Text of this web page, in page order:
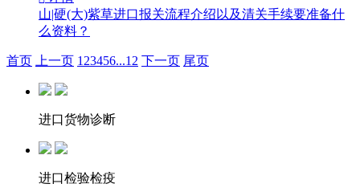
山|硬(大)紫草进口报关流程介绍以及清关手续要准备什
么资料？
首页 上一页 1 23456...12 下一页 尾页
进口货物诊断
进口检验检疫